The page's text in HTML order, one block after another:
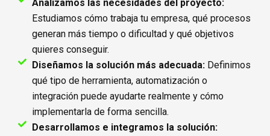
Analizamos las necesidades del proyecto:
Estudiamos cómo trabaja tu empresa, qué procesos
generan más tiempo o dificultad y qué objetivos
quieres conseguir.
Diseñamos la solución más adecuada:Definimos
qué tipo de herramienta, automatización o
integración puede ayudarte realmente y cómo
implementarla de forma sencilla.
Desarrollamos e integramos la solución: